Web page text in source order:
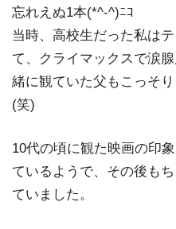
忘れえぬ1本(*^-^)ﾆｺ
当時、高校生だった私は
て、クライマックスで涙
緒に観ていた父もこっそ
(笑)
10代の頃に観た映画の印
ているようで、その後も
ていました。